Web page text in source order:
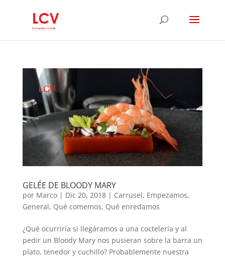
GELÉE DE BLOODY MARY
por Marco| Dic 20, 2018| Carrusel, Empezamos,
General, Qué comemos, Qué enredamos
¿Qué ocurriría si llegáramos a una coctelería y al
pedir un Bloody Mary nos pusieran sobre la barra un
plato, tenedor y cuchillo? Probablemente nuestra